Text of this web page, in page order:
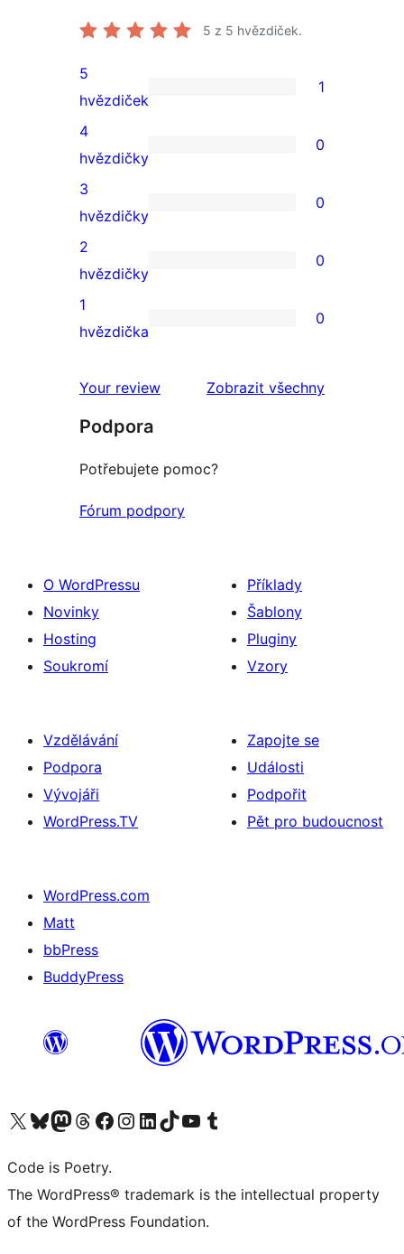
5 z 5 hvězdiček.
1
5hvězdičkové
hodnocení
5
hvězdiček
1
0
4hvězdičkové
hodnocení
4
hvězdičky
0
0
3hvězdičkové
hodnocení
3
hvězdičky
0
0
2hvězdičkové
hodnocení
2
hvězdičky
0
0
hodnocení
1
hvězdička
0
Your review Zobrazit všechnyrecenze
Podpora
Potřebujete pomoc?
Fórum podpory
O WordPressu
Novinky
Hosting
Soukromí
Příklady
Šablony
Pluginy
Vzory
Vzdělávání
Podpora
Vývojáři
WordPress.TV
Zapojte se
Události
Podpořit
Pět pro budoucnost
WordPress.com
Matt
bbPress
BuddyPress
Navštivte náš účet na X (dříve Twitter)
Navštivte náš Bluesky účetNavštivte náš účet Mastodon
Navštivte náš Threads účetNavštivte naši stránku na Facebooku
Navštivte náš Instagram účetNavštivte náš LinkedIn účetNavštivte náš TikTok účetNavštivte náš YouTube kanálNavštivte náš Tumblr účet
Code is Poetry.
The WordPress® trademark is the intellectual property
of the WordPress Foundation.